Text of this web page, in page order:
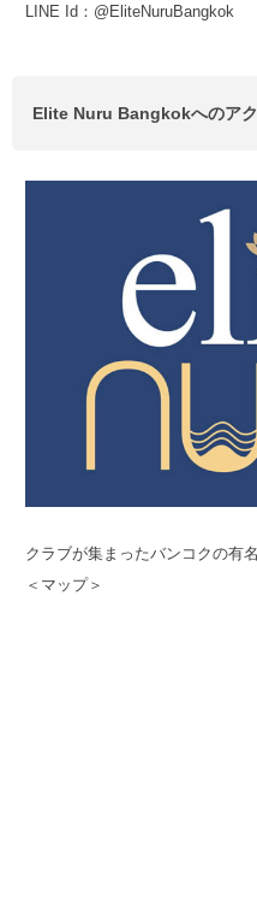
LINE Id：@EliteNuruBangkok
Elite Nuru Bangkokへのア
クラブが集まったバンコクの有
＜マップ＞